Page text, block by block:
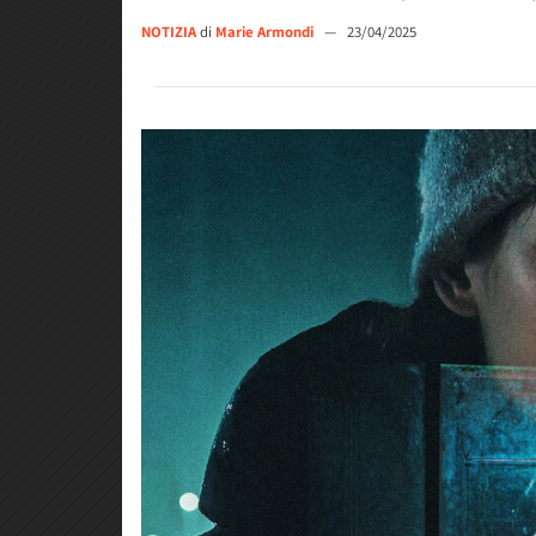
NOTIZIAdi Marie Armondi — 23/04/2025